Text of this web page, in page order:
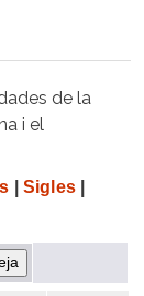
de la
i el
Sigles|